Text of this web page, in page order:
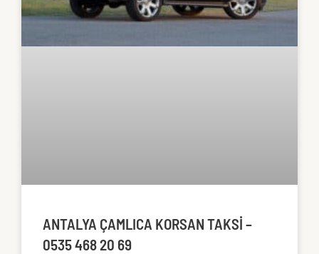
ANTALYA ÇAMLICA KORSAN TAKSI –
0535 468 20 69